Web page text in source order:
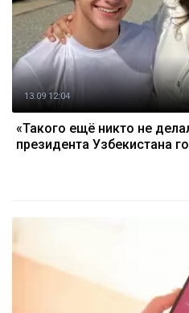
13.09 12:04
«Такого ещё никто не
президента Узбекистана